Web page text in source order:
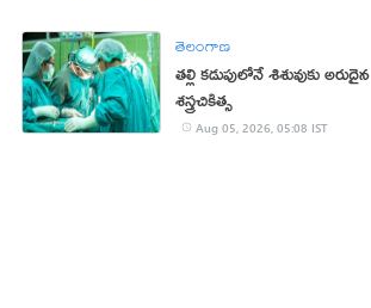
తెలంగాణ
తల్లి కడుపులోనే శిశువుకు అరుదైన
శస్త్రచికిత్స
Aug 05, 2026, 05:08 IST